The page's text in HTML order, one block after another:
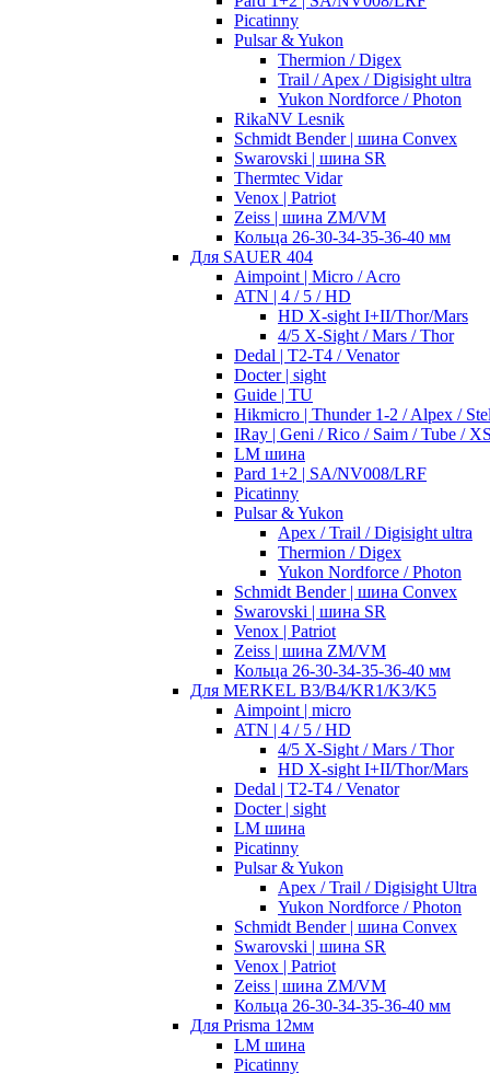
Picatinny
Pulsar & Yukon
Thermion / Digex
Trail / Apex / Digisight ultra
Yukon Nordforce / Photon
RikaNV Lesnik
Schmidt Bender | шина Convex
Swarovski | шина SR
Thermtec Vidar
Venox | Patriot
Zeiss | шина ZM/VM
Кольца 26-30-34-35-36-40 мм
Для SAUER 404
Aimpoint | Micro / Acro
ATN | 4 / 5 / HD
HD X-sight I+II/Thor/Mars
4/5 X-Sight / Mars / Thor
Dedal | T2-T4 / Venator
Docter | sight
Guide | TU
Hikmicro | Thunder 1-2 / Alpex /
IRay | Geni / Rico / Saim / Tube /
LM шина
Pard 1+2 | SA/NV008/LRF
Picatinny
Pulsar & Yukon
Apex / Trail / Digisight ultra
Thermion / Digex
Yukon Nordforce / Photon
Schmidt Bender | шина Convex
Swarovski | шина SR
Venox | Patriot
Zeiss | шина ZM/VM
Кольца 26-30-34-35-36-40 мм
Для MERKEL B3/B4/KR1/K3/K5
Aimpoint | micro
ATN | 4 / 5 / HD
4/5 X-Sight / Mars / Thor
HD X-sight I+II/Thor/Mars
Dedal | T2-T4 / Venator
Docter | sight
LM шина
Picatinny
Pulsar & Yukon
Apex / Trail / Digisight Ultra
Yukon Nordforce / Photon
Schmidt Bender | шина Convex
Swarovski | шина SR
Venox | Patriot
Zeiss | шина ZM/VM
Кольца 26-30-34-35-36-40 мм
Для Prisma 12мм
LM шина
Picatinny